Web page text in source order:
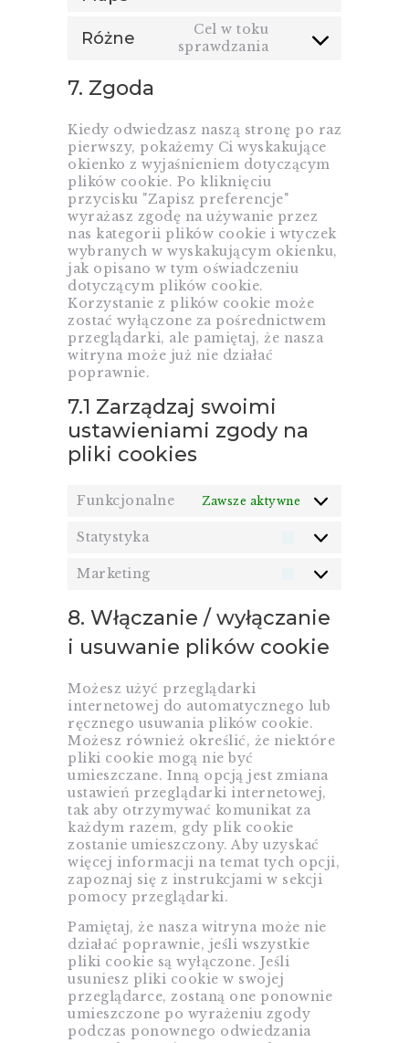
google-
Różne
Cel w toku
sprawdzania
Consent
7. Zgoda
Kiedy odwiedzasz naszą stronę po raz
pierwszy, pokażemy Ci wyskakujące
okienko z wyjaśnieniem dotyczącym
plików cookie. Po kliknięciu
przycisku "Zapisz preferencje"
wyrażasz zgodę na używanie przez
nas kategorii plików cookie i wtyczek
wybranych w wyskakującym okienku,
jak opisano w tym oświadczeniu
dotyczącym plików cookie.
Korzystanie z plików cookie może
zostać wyłączone za pośrednictwem
przeglądarki, ale pamiętaj, że nasza
witryna może już nie działać
poprawnie.
7.1 Zarządzaj swoimi
ustawieniami zgody na
pliki cookies
Funkcjonalne Zawsze aktywne
Statystyka
Statystyka
Marketing
Marketing
8. Włączanie / wyłączanie
i usuwanie plików cookie
Możesz użyć przeglądarki
internetowej do automatycznego lub
ręcznego usuwania plików cookie.
Możesz również określić, że niektóre
pliki cookie mogą nie być
umieszczane. Inną opcją jest zmiana
ustawień przeglądarki internetowej,
tak aby otrzymywać komunikat za
każdym razem, gdy plik cookie
zostanie umieszczony. Aby uzyskać
więcej informacji na temat tych opcji,
zapoznaj się z instrukcjami w sekcji
pomocy przeglądarki.
Pamiętaj, że nasza witryna może nie
działać poprawnie, jeśli wszystkie
pliki cookie są wyłączone. Jeśli
usuniesz pliki cookie w swojej
przeglądarce, zostaną one ponownie
umieszczone po wyrażeniu zgody
podczas ponownego odwiedzania